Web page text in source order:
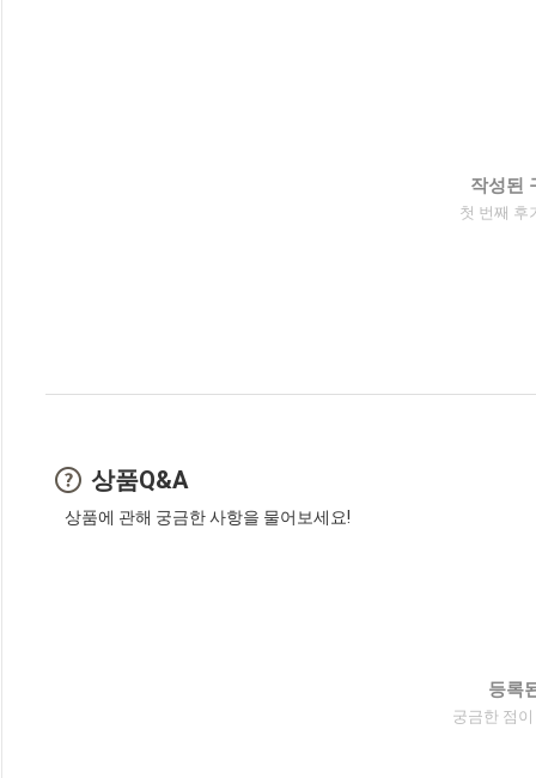
작성된
첫 번째 후
상품Q&A
상품에 관해 궁금한 사항을 물어보세요!
등록
궁금한 점